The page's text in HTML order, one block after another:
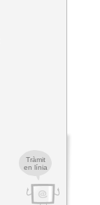
Tràmit
en línia